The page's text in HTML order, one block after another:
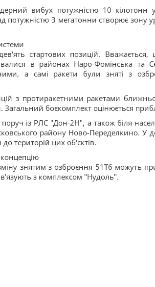
вибух потужністю 10 кілотонн
потужністю 3 мегатонни створює
стартових позицій.
в районах Наро-Фомінська та
а самі ракети були зняті з
з протиракетними ракетами
боєкомплект оцінюється
із РЛС "Дон-2Н", а також біля
району Ново-Переделкино. У
територій цих об'єктів.
знятим з озброєння 51Т6 можуть
з комплексом "Нудоль".